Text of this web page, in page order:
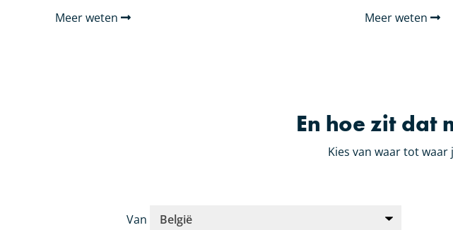
Meer weten
Meer weten
En hoe zit dat
Kies van waar tot
Van